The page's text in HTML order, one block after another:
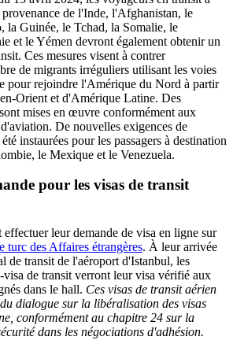
de l'Inde, l'Afghanistan, le
la Guinée, le Tchad, la Somalie, le
et le Yémen devront également obtenir un
Ces mesures visent à contrer
de migrants irréguliers utilisant les voies
pour rejoindre l'Amérique du Nord à partir
Orient et d'Amérique Latine. Des
mises en œuvre conformément aux
De nouvelles exigences de
instaurées pour les passagers à destination
le Mexique et le Venezuela.
pour les visas de transit
leur demande de visa en ligne sur
turc des Affaires étrangères. À leur arrivée
de transit de l'aéroport d'Istanbul, les
visa de transit verront leur visa vérifié aux
dans le hall. Ces visas de transit aérien
dialogue sur la libéralisation des visas
conformément au chapitre 24 sur la
dans les négociations d'adhésion.